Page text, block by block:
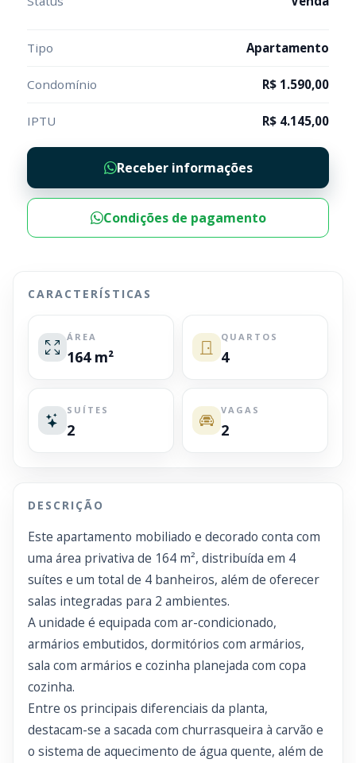
Tipo Apartamento
Condomínio R$ 1.590,00
IPTU R$ 4.145,00
Receber informações
Condições de pagamento
CARACTERÍSTICAS
ÁREA
164 m²
QUARTOS
4
SUÍTES
2
VAGAS
2
DESCRIÇÃO
Este apartamento mobiliado e decorado conta com
uma área privativa de 164 m², distribuída em 4
suítes e um total de 4 banheiros, além de oferecer
salas integradas para 2 ambientes.
A unidade é equipada com ar-condicionado,
armários embutidos, dormitórios com armários,
sala com armários e cozinha planejada com copa
cozinha.
Entre os principais diferenciais da planta,
destacam-se a sacada com churrasqueira à carvão e
o sistema de aquecimento de água quente, além de